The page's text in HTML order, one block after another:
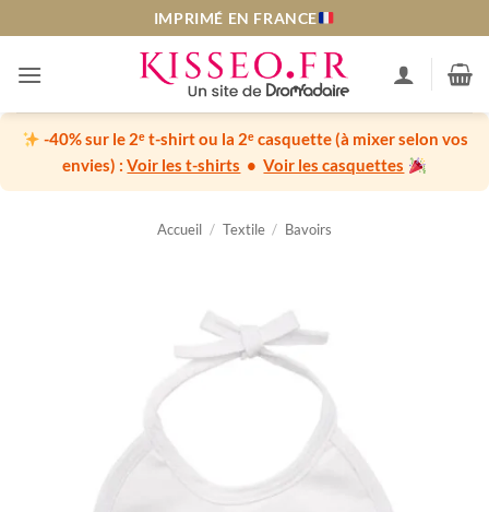
au
contenu
IMPRIMÉ EN FRANCE
-40% sur le 2ᵉ t-shirt ou la 2ᵉ casquette(à mixer selon vos
envies) :Voir les t-shirts •Voir les casquettes
Accueil / Textile / Bavoirs